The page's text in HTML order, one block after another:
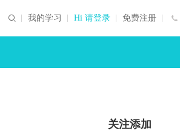
我的学习 Hi 请登录 免费注册
关注添加